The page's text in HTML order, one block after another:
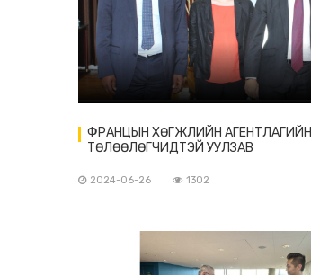
ФРАНЦЫН ХӨГЖЛИЙН АГЕНТЛАГИЙН
ТӨЛӨӨЛӨГЧИДТЭЙ УУЛЗАВ
2024-06-26 1302